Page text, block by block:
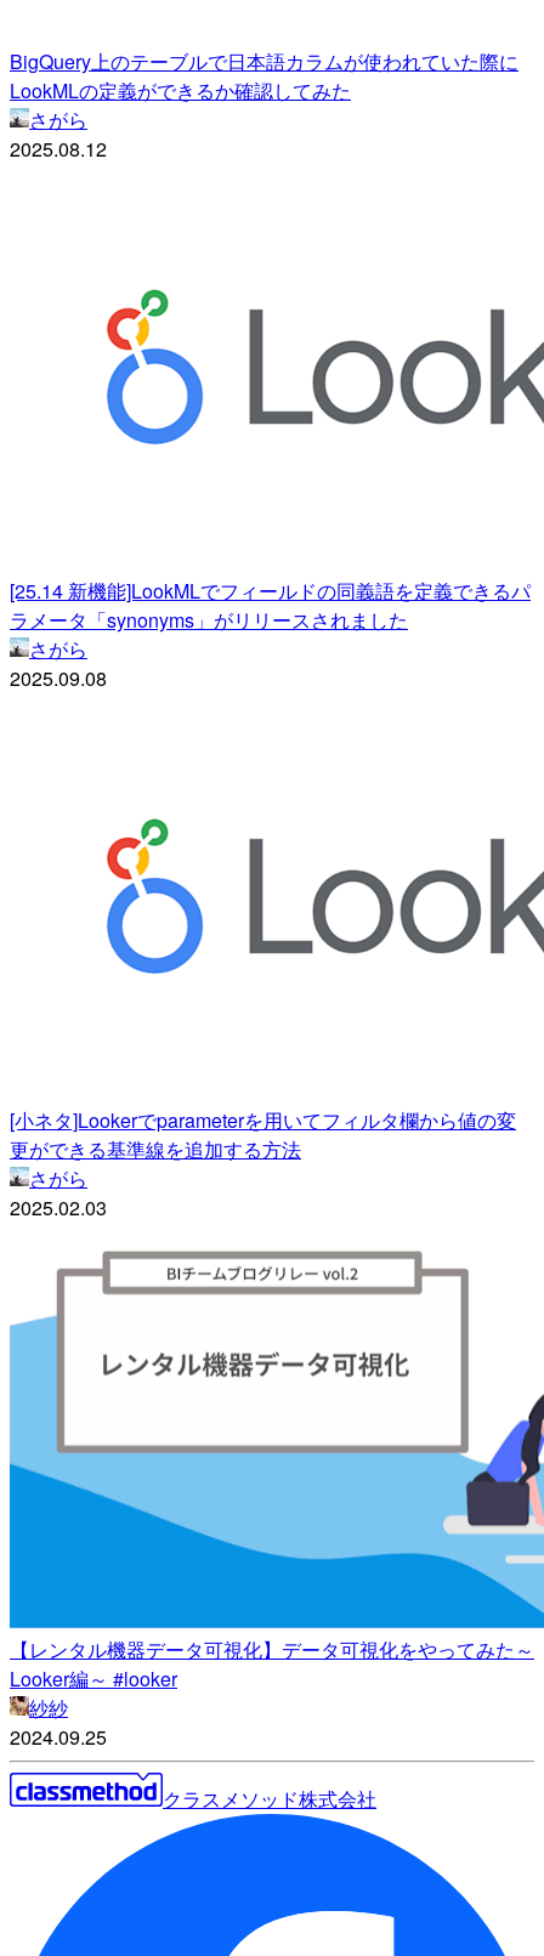
BigQuery上のテーブルで日本語カラムが使われていた際に
LookMLの定義ができるか確認してみた
さがら
2025.08.12
[25.14 新機能]LookMLでフィールドの同義語を定義できるパ
ラメータ「synonyms」がリリースされました
さがら
2025.09.08
[小ネタ]Lookerでparameterを用いてフィルタ欄から値の変
更ができる基準線を追加する方法
さがら
2025.02.03
【レンタル機器データ可視化】データ可視化をやってみた～
Looker編～ #looker
紗紗
2024.09.25
クラスメソッド株式会社